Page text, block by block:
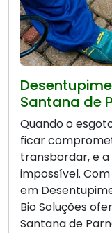
Santana de
Quando o
ficar
transbordar, e
impossível.
em
Bio Soluções
Santana de